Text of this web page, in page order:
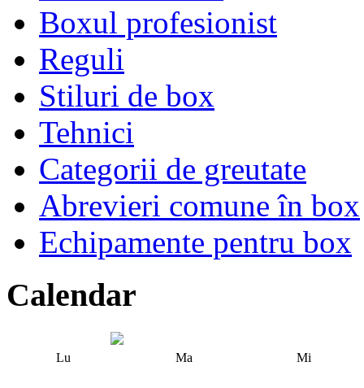
Boxul profesionist
Reguli
Stiluri de box
Tehnici
Categorii de greutate
Abrevieri comune în box
Echipamente pentru box
Calendar
Lu Ma Mi